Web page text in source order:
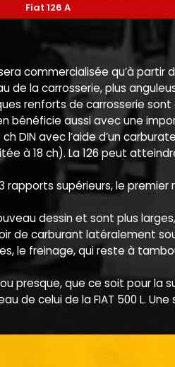
Fiat 126 A
commercialisée qu’à partir
de la carrosserie, plus
renforts de carrosserie sont
bénéficie aussi avec une
DIN avec l’aide d’un
à 18 ch). La 126 peut
supérieurs, le
dessin et sont plus
de carburant latéralement
le freinage, qui reste à
presque, que ce soit pour la
de celui de la FIAT 500 L.